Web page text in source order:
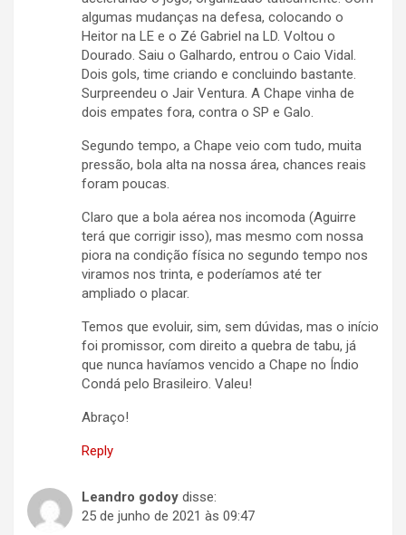
algumas mudanças na defesa, colocando o
Heitor na LE e o Zé Gabriel na LD. Voltou o
Dourado. Saiu o Galhardo, entrou o Caio Vidal.
Dois gols, time criando e concluindo bastante.
Surpreendeu o Jair Ventura. A Chape vinha de
dois empates fora, contra o SP e Galo.
Segundo tempo, a Chape veio com tudo, muita
pressão, bola alta na nossa área, chances reais
foram poucas.
Claro que a bola aérea nos incomoda (Aguirre
terá que corrigir isso), mas mesmo com nossa
piora na condição física no segundo tempo nos
viramos nos trinta, e poderíamos até ter
ampliado o placar.
Temos que evoluir, sim, sem dúvidas, mas o início
foi promissor, com direito a quebra de tabu, já
que nunca havíamos vencido a Chape no Índio
Condá pelo Brasileiro. Valeu!
Abraço!
Reply
Leandro godoy disse:
25 de junho de 2021 às 09:47